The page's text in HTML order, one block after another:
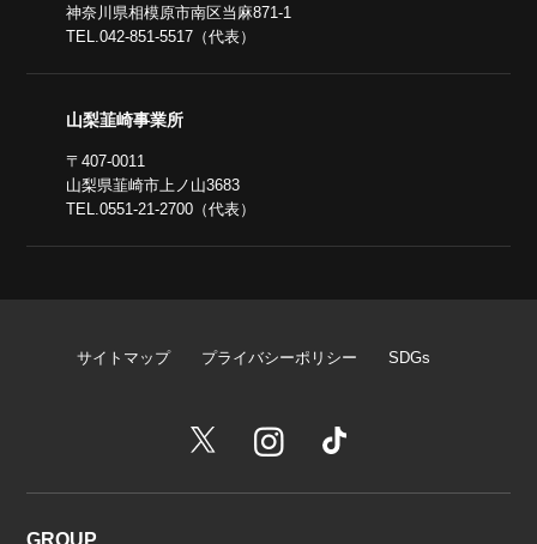
神奈川県相模原市南区当麻871-1
TEL.042-851-5517（代表）
山梨韮崎事業所
〒407-0011
山梨県韮崎市上ノ山3683
TEL.0551-21-2700（代表）
サイトマップ プライバシーポリシー SDGs